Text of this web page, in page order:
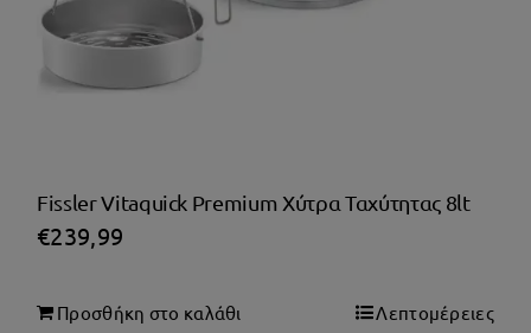
Fissler Vitaquick Premium Χύτρα Ταχύτητας 8lt
€239,99
Προσθήκη στο καλάθι Λεπτομέρειες